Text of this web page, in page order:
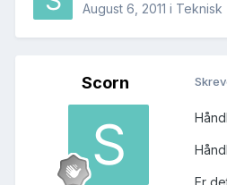
August 6, 2011 i Teknisk
Scorn